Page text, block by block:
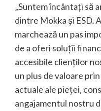
„Suntem încântați să
dintre Mokka și ESD.
marchează un pas
de a oferi soluții
accesibile clienților
un plus de valoare
actuale ale pieței,
angajamentul nostru